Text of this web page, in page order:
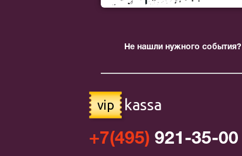
Не нашли нужного события?
vip kassa
+7(495) 921-35-00